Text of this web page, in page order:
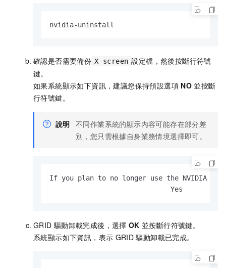
nvidia-uninstall
確認是否需要備份 X screen 設定檔，然後按斷行符號
鍵。
如果系統顯示如下資訊，建議您保持預設選項 NO 並按斷
行符號鍵。
說明 不同作業系統的顯示內容可能存在部分差
別，您只需根據自身業務情境選擇即可。
If you plan to no longer use the NVIDIA
Yes
GRID 驅動卸載完成後，選擇 OK 並按斷行符號鍵。
系統顯示如下資訊，表示 GRID 驅動卸載已完成。